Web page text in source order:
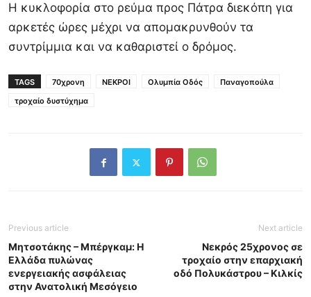
Η κυκλοφορία στο ρεύμα προς Πάτρα διεκόπη για
αρκετές ώρες μέχρι να απομακρυνθούν τα
συντρίμμια και να καθαριστεί ο δρόμος.
TAGS 70χρονη ΝΕΚΡΟΙ Ολυμπία Οδός
Παναγοπούλα
τροχαίο δυστύχημα
Previous article
Μητσοτάκης – Μπέργκαμ: Η
Ελλάδα πυλώνας
ενεργειακής ασφάλειας
στην Ανατολική Μεσόγειο
Next article
Νεκρός 25χρονος σε
τροχαίο στην επαρχιακή
οδό Πολυκάστρου – Κιλκίς